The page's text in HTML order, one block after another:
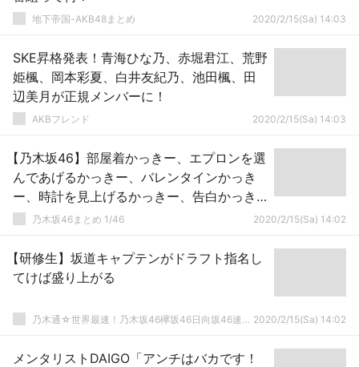
地下帝国-AKB48まとめ 2020/2/15(Sa) 14:03
SKE昇格発表！青海ひな乃、赤堀君江、荒野
姫楓、岡本彩夏、白井友紀乃、池田楓、田
辺美月が正規メンバーに！
AKBフレンド 2020/2/15(Sa) 14:03
【乃木坂46】部屋着かっきー、エプロンを選
んであげるかっきー、バレンタインかっき
ー、時計を見上げるかっきー、告白かっき
ー・・・【gifあり】
乃木坂46まとめ 1/46 2020/2/15(Sa) 14:02
【研修生】坂道キャプテンがドラフト指名し
てけば盛り上がる
乃木通☆世界最速！乃木坂46欅坂46日向坂46速報まとめ 2020/2/15(Sa) 14:02
メンタリストDAIGO「アンチはバカです！